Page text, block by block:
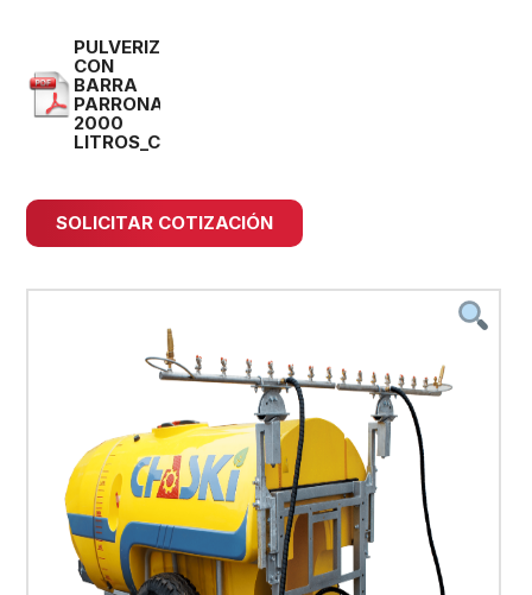
PULVERIZADOR
CON
BARRA
PARRONAL
2000
LITROS_COMPRESSED
SOLICITAR COTIZACIÓN